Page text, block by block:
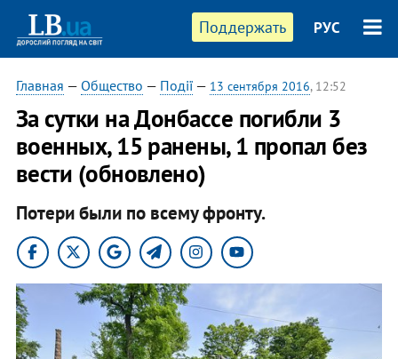
Поддержать РУС
Главная — Общество — Події— 13 сентября 2016, 12:52
За сутки на Донбассе погибли 3
военных, 15 ранены, 1 пропал без
вести (обновлено)
Потери были по всему фронту.